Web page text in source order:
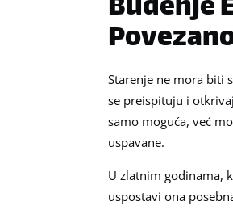
Starenje ne mora biti
se preispituju i
samo moguća, već
uspavane.
U zlatnim godinama,
uspostavi ona